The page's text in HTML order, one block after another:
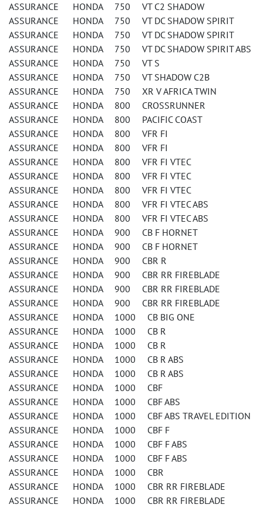
ASSURANCE HONDA 750 VT C2 SHADOW
ASSURANCE HONDA 750 VT DC SHADOW SPIRIT
ASSURANCE HONDA 750 VT DC SHADOW SPIRIT
ASSURANCE HONDA 750 VT DC SHADOW SPIRIT ABS
ASSURANCE HONDA 750 VT S
ASSURANCE HONDA 750 VT SHADOW C2B
ASSURANCE HONDA 750 XR V AFRICA TWIN
ASSURANCE HONDA 800 CROSSRUNNER
ASSURANCE HONDA 800 PACIFIC COAST
ASSURANCE HONDA 800 VFR FI
ASSURANCE HONDA 800 VFR FI
ASSURANCE HONDA 800 VFR FI VTEC
ASSURANCE HONDA 800 VFR FI VTEC
ASSURANCE HONDA 800 VFR FI VTEC
ASSURANCE HONDA 800 VFR FI VTEC ABS
ASSURANCE HONDA 800 VFR FI VTEC ABS
ASSURANCE HONDA 900 CB F HORNET
ASSURANCE HONDA 900 CB F HORNET
ASSURANCE HONDA 900 CBR R
ASSURANCE HONDA 900 CBR RR FIREBLADE
ASSURANCE HONDA 900 CBR RR FIREBLADE
ASSURANCE HONDA 900 CBR RR FIREBLADE
ASSURANCE HONDA 1000 CB BIG ONE
ASSURANCE HONDA 1000 CB R
ASSURANCE HONDA 1000 CB R
ASSURANCE HONDA 1000 CB R ABS
ASSURANCE HONDA 1000 CB R ABS
ASSURANCE HONDA 1000 CBF
ASSURANCE HONDA 1000 CBF ABS
ASSURANCE HONDA 1000 CBF ABS TRAVEL EDITION
ASSURANCE HONDA 1000 CBF F
ASSURANCE HONDA 1000 CBF F ABS
ASSURANCE HONDA 1000 CBF F ABS
ASSURANCE HONDA 1000 CBR
ASSURANCE HONDA 1000 CBR RR FIREBLADE
ASSURANCE HONDA 1000 CBR RR FIREBLADE